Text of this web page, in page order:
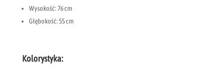
Wysokość: 76 cm
Głębokość: 55 cm
Kolorystyka: